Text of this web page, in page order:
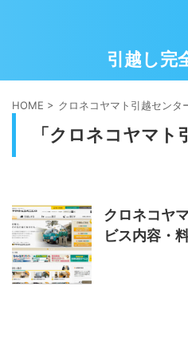
引越し完
HOME > クロネコヤマト引越センタ
「クロネコヤマト
クロネコヤ
ビス内容・